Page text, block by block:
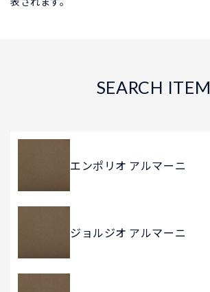
SEARCH ITEM
エンポリオ アルマーニ
ジョルジオ アルマーニ